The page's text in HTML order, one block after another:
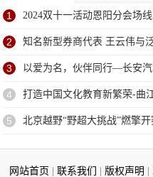
1 2024双十一活动恩阳分会场
2 知名新型券商代表 王云伟与
3 以爱为名，伙伴同行—长安
4 打造中国文化教育新繁荣-曲
5 北京越野“野超大挑战”燃擎
网站首页 联系我们 版权声明